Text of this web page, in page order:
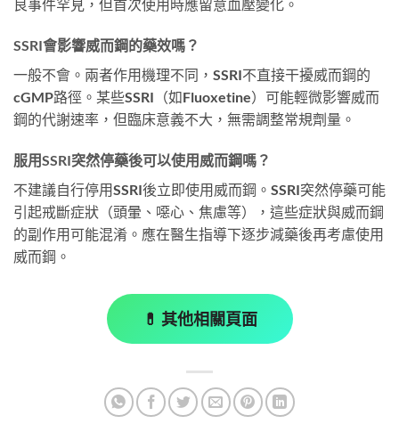
良事件罕見，但首次使用時應留意血壓變化。
SSRI會影響威而鋼的藥效嗎？
一般不會。兩者作用機理不同，SSRI不直接干擾威而鋼的
cGMP路徑。某些SSRI（如Fluoxetine）可能輕微影響威而
鋼的代謝速率，但臨床意義不大，無需調整常規劑量。
服用SSRI突然停藥後可以使用威而鋼嗎？
不建議自行停用SSRI後立即使用威而鋼。SSRI突然停藥可能
引起戒斷症狀（頭暈、噁心、焦慮等），這些症狀與威而鋼
的副作用可能混淆。應在醫生指導下逐步減藥後再考慮使用
威而鋼。
💊 其他相關頁面